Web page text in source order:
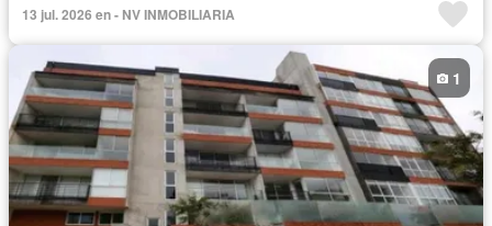
Cochera
Vigilante Seguridad
13 jul. 2026 en - NV INMOBILIARIA
1